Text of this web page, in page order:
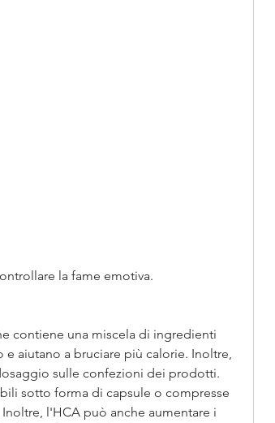
la fame emotiva.
contiene una miscela di ingredienti
aiutano a bruciare più calorie. Inoltre,
sulle confezioni dei prodotti.
sotto forma di capsule o compresse
l'HCA può anche aumentare i